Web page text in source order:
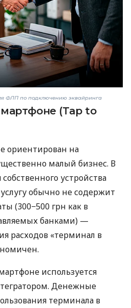
ФЛП по подключению эквайринга
(Tap to
ориентирован на
малый бизнес. В
устройства
обычно не содержит
(300−500 грн как в
банками) —
расходов «терминал в
используется
Денежные
терминала в